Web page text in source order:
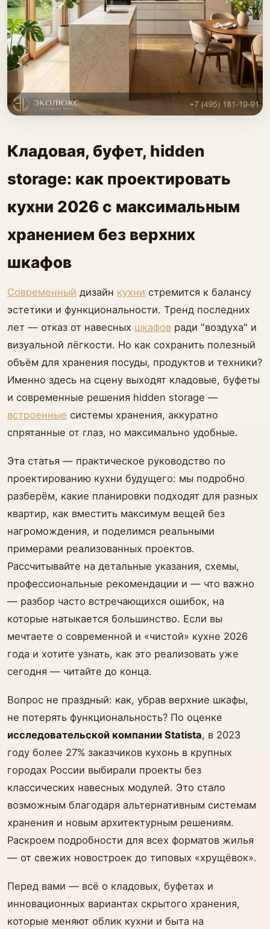
Кладовая, буфет, hidden
storage: как проектировать
кухни 2026 с максимальным
хранением без верхних
шкафов
Современный дизайн кухни стремится к балансу
эстетики и функциональности. Тренд последних
лет — отказ от навесных шкафов ради "воздуха" и
визуальной лёгкости. Но как сохранить полезный
объём для хранения посуды, продуктов и техники?
Именно здесь на сцену выходят кладовые, буфеты
и современные решения hidden storage —
встроенные системы хранения, аккуратно
спрятанные от глаз, но максимально удобные.
Эта статья — практическое руководство по
проектированию кухни будущего: мы подробно
разберём, какие планировки подходят для разных
квартир, как вместить максимум вещей без
нагромождения, и поделимся реальными
примерами реализованных проектов.
Рассчитывайте на детальные указания, схемы,
профессиональные рекомендации и — что важно
— разбор часто встречающихся ошибок, на
которые натыкается большинство. Если вы
мечтаете о современной и «чистой» кухне 2026
года и хотите узнать, как это реализовать уже
сегодня — читайте до конца.
Вопрос не праздный: как, убрав верхние шкафы,
не потерять функциональность? По оценке
исследовательской компании Statista, в 2023
году более 27% заказчиков кухонь в крупных
городах России выбирали проекты без
классических навесных модулей. Это стало
возможным благодаря альтернативным системам
хранения и новым архитектурным решениям.
Раскроем подробности для всех форматов жилья
— от свежих новостроек до типовых «хрущёвок».
Перед вами — всё о кладовых, буфетах и
инновационных вариантах скрытого хранения,
которые меняют облик кухни и быта на